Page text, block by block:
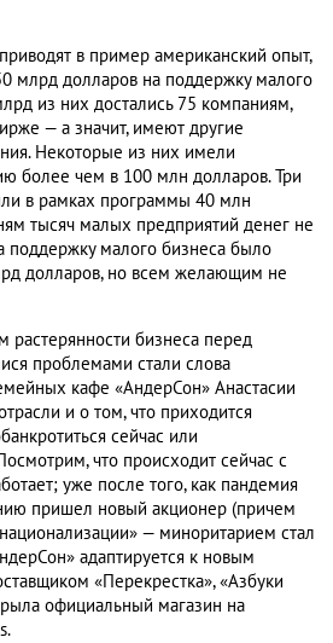
в пример американский опыт,
млрд долларов на поддержку малого
из них достались 75 компаниям,
— а значит, имеют другие
Некоторые из них имели
более чем в 100 млн долларов. Три
в рамках программы 40 млн
тысяч малых предприятий денег не
поддержку малого бизнеса было
долларов, но всем желающим не
растерянности бизнеса перед
проблемами стали слова
кафе «АндерСон» Анастасии
и о том, что приходится
сейчас или
что происходит сейчас с
уже после того, как пандемия
пришел новый акционер (причем
— миноритарием стал
адаптируется к новым
«Перекрестка», «Азбуки
официальный магазин на